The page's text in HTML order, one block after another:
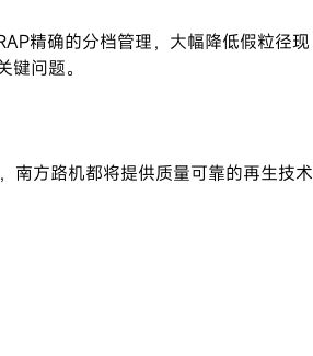
精确的分档管理，大幅降低假粒径现
问题。
南方路机都将提供质量可靠的再生技术